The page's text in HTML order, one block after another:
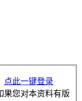
点此一键登录
您对本资料有版